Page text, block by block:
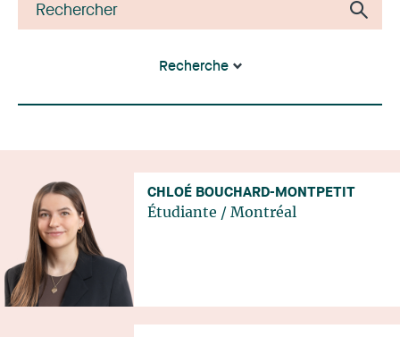
Recherche
CHLOÉ BOUCHARD-MONTPETIT
Étudiante / Montréal